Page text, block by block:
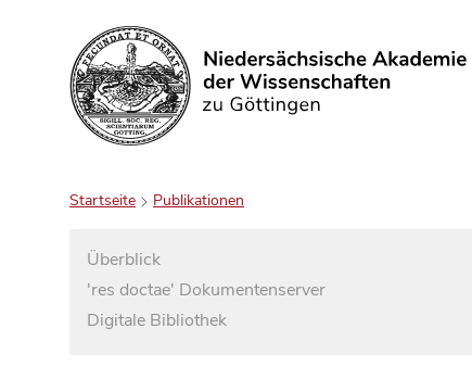
Suchen
Startseite Publikationen
Überblick
'res doctae' Dokumentenserver
Digitale Bibliothek